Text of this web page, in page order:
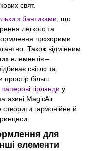
свят.
з бантиками , що
легкого та
прозорими
Також відмінним
елементів –
світло та
простір більш
паперові гірлянди у
MagicAir
гармонійне й
для
елементи